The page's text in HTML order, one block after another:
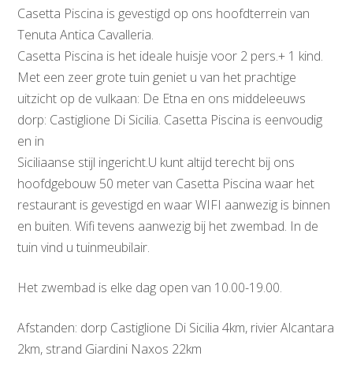
Casetta Piscina is gevestigd op ons hoofdterrein van
Tenuta Antica Cavalleria.
Casetta Piscina is het ideale huisje voor 2 pers.+ 1 kind.
Met een zeer grote tuin geniet u van het prachtige
uitzicht op de vulkaan: De Etna en ons middeleeuws
dorp: Castiglione Di Sicilia. Casetta Piscina is eenvoudig
en in
Siciliaanse stijl ingericht.U kunt altijd terecht bij ons
hoofdgebouw 50 meter van Casetta Piscina waar het
restaurant is gevestigd en waar WIFI aanwezig is binnen
en buiten. Wifi tevens aanwezig bij het zwembad. In de
tuin vind u tuinmeubilair.
Het zwembad is elke dag open van 10.00-19.00.
Afstanden: dorp Castiglione Di Sicilia 4km, rivier Alcantara
2km, strand Giardini Naxos 22km